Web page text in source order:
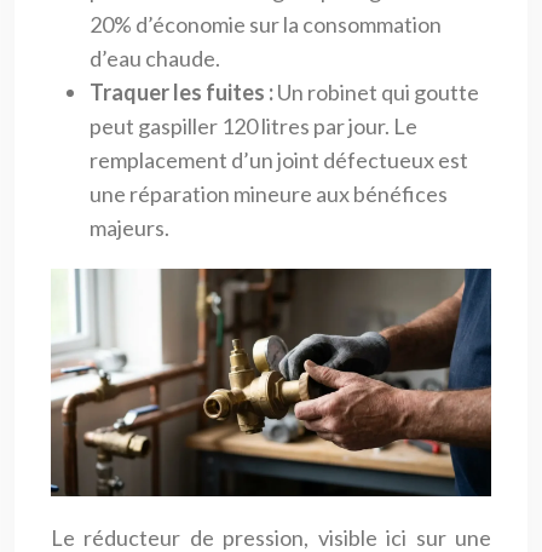
20% d’économie sur la consommation
d’eau chaude.
Traquer les fuites :Un robinet qui goutte
peut gaspiller 120 litres par jour. Le
remplacement d’un joint défectueux est
une réparation mineure aux bénéfices
majeurs.
Le réducteur de pression, visible ici sur une